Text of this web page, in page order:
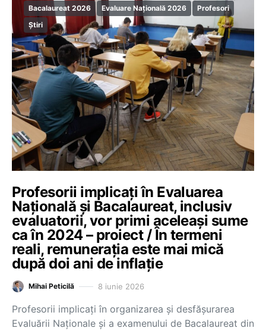
Bacalaureat 2026 Evaluare Națională 2026
Profesori
Știri
Profesorii implicați în Evaluarea
Națională și Bacalaureat, inclusiv
evaluatorii, vor primi aceleași sume
ca în 2024 – proiect / În termeni
reali, remunerația este mai mică
după doi ani de inflație
Mihai Peticilă 8 iunie 2026
Profesorii implicați în organizarea și desfășurarea
Evaluării Naționale și a examenului de Bacalaureat din